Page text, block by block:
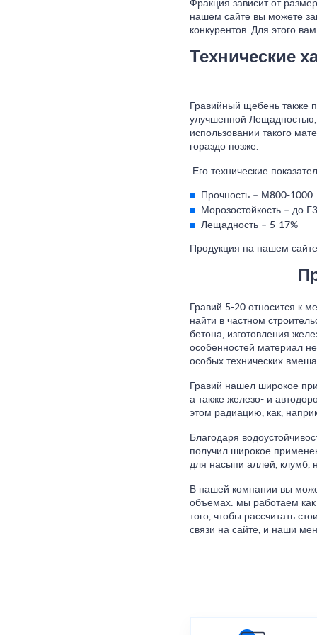
Фракция зависит от
нашем сайте вы можете
конкурентов. Для этого
Технические
Гравийный щебень также
улучшенной Лещадностью,
использовании такого
гораздо позже.
Его технические
Прочность – М800-1000
Морозостойкость – до
Лещадность – 5-17%
Продукция на нашем
Гравий 5-20 относится к
найти в частном
бетона, изготовления
особенностей материал
особых технических
Гравий нашел широкое
а также железо- и
этом радиацию, как,
Благодаря
получил широкое
для насыпи аллей, клумб,
В нашей компании вы
объемах: мы работаем
того, чтобы рассчитать
связи на сайте, и наши